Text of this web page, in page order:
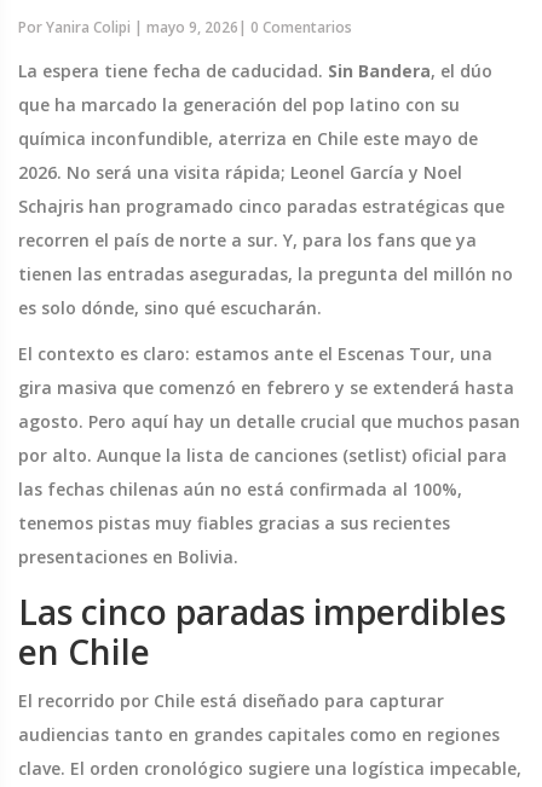
PorYanira Colipi | mayo 9, 2026| 0 Comentarios
La espera tiene fecha de caducidad. Sin Bandera, el dúo
que ha marcado la generación del pop latino con su
química inconfundible, aterriza en Chile este mayo de
2026. No será una visita rápida; Leonel García y Noel
Schajris han programado cinco paradas estratégicas que
recorren el país de norte a sur. Y, para los fans que ya
tienen las entradas aseguradas, la pregunta del millón no
es solo dónde, sino qué escucharán.
El contexto es claro: estamos ante el Escenas Tour, una
gira masiva que comenzó en febrero y se extenderá hasta
agosto. Pero aquí hay un detalle crucial que muchos pasan
por alto. Aunque la lista de canciones (setlist) oficial para
las fechas chilenas aún no está confirmada al 100%,
tenemos pistas muy fiables gracias a sus recientes
presentaciones en Bolivia.
Las cinco paradas imperdibles
en Chile
El recorrido por Chile está diseñado para capturar
audiencias tanto en grandes capitales como en regiones
clave. El orden cronológico sugiere una logística impecable,